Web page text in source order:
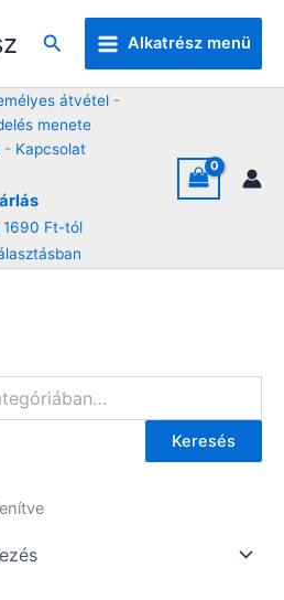
Keresés Alkatrész menü
átvétel -
menete
- Kapcsolat
1690 Ft-tól
Keresés